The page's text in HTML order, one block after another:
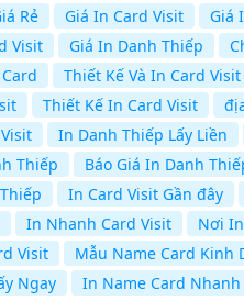
Rẻ
Giá In Card Visit Giá
Visit
Giá In Danh Thiếp
Thiết Kế Và In Card Visit
Thiết Kế In Card Visit
In Danh Thiếp Lấy Liền
Thiếp
Báo Giá In Danh
In Card Visit Gần đây
In Nhanh Card Visit Nơi
Visit
Mẫu Name Card Kinh
Ngay
In Name Card Nhanh